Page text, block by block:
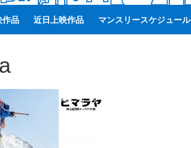
作品 近日上映作品 マンスリースケジュール